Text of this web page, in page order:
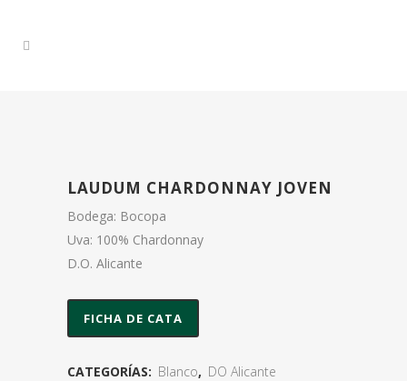
LAUDUM CHARDONNAY JOVEN
Bodega: Bocopa
Uva: 100% Chardonnay
D.O. Alicante
FICHA DE CATA
CATEGORÍAS: Blanco, DO Alicante